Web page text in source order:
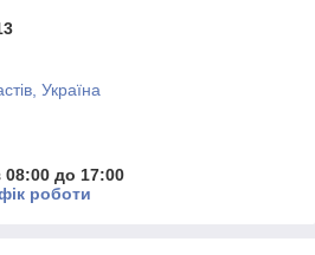
Україна
08:00 до 17:00
роботи